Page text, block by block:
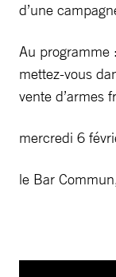
d’une
Au programme
mettez-vous
vente d’armes
mercredi 6
le Bar